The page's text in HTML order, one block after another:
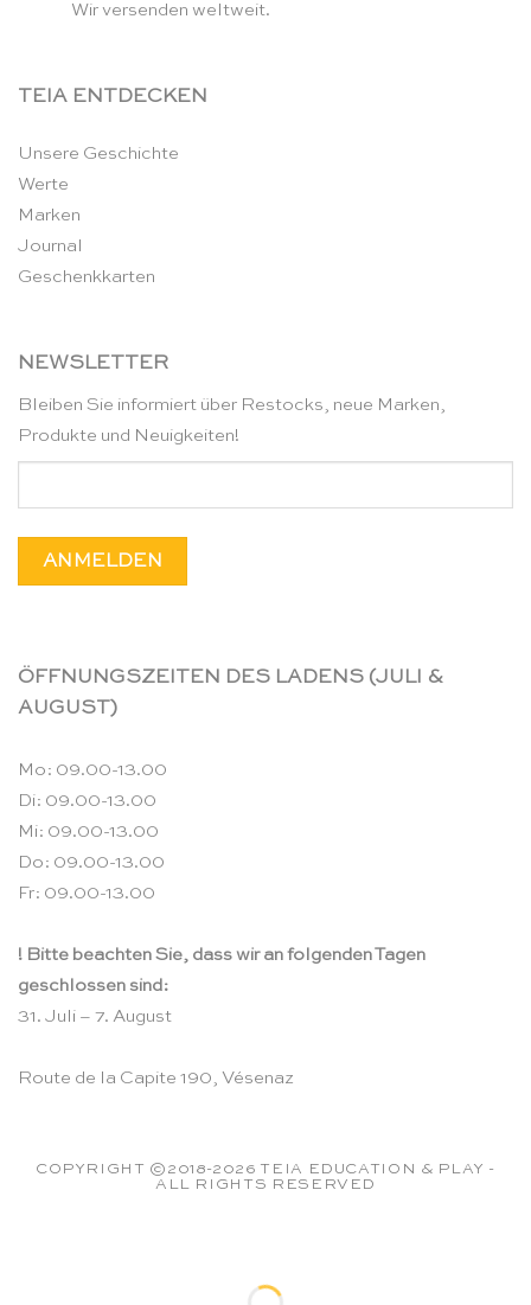
Wir versenden weltweit.
TEIA ENTDECKEN
Unsere Geschichte
Werte
Marken
Journal
Geschenkkarten
NEWSLETTER
Bleiben Sie informiert über Restocks, neue Marken,
Produkte und Neuigkeiten!
ÖFFNUNGSZEITEN DES LADENS (JULI &
AUGUST)
Mo: 09.00-13.00
Di: 09.00-13.00
Mi: 09.00-13.00
Do: 09.00-13.00
Fr: 09.00-13.00
! Bitte beachten Sie, dass wir an folgenden Tagen
geschlossen sind:
31. Juli – 7. August
Route de la Capite 190, Vésenaz
COPYRIGHT ©2018-2026 TEIA EDUCATION & PLAY -
ALL RIGHTS RESERVED